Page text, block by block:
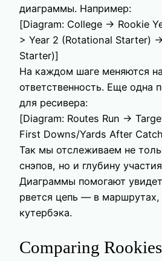
диаграммы. Например:
[Diagram: College -> Rookie
> Year 2 (Rotational Starter) -
Starter)]
На каждом шаге меняются
ответственность. Еще одна
для ресивера:
[Diagram: Routes Run ->
First Downs/Yards After
Так мы отслеживаем не
снэпов, но и глубину
Диаграммы помогают
рвется цепь — в маршрутах,
кутербэка.
Comparing